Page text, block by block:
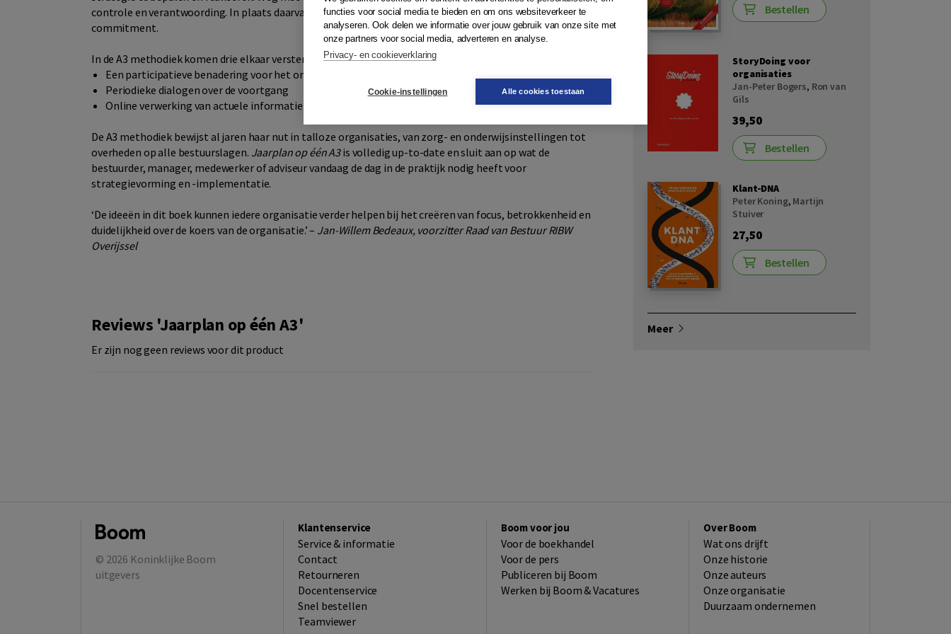
controle en verantwoording. In plaats daarvan gaat de aandacht uit naar inspiratie, verbinding en
commitment.
In de A3 methodiek komen drie elkaar versterkende werkwijzen samen:
Een participatieve benadering voor het ontwikkelen van plannen
Periodieke dialogen over de voortgang
Online verwerking van actuele informatie over de voortgang
De A3 methodiek bewijst al jaren haar nut in talloze organisaties, van zorg- en onderwijsinstellingen tot
overheden op alle bestuurslagen. Jaarplan op één A3is volledig up-to-date en sluit aan op wat de
bestuurder, manager, medewerker of adviseur vandaag de dag in de praktijk nodig heeft voor
strategievorming en -implementatie.
‘De ideeën in dit boek kunnen iedere organisatie verder helpen bij het creëren van focus, betrokkenheid en
duidelijkheid over de koers van de organisatie.’ – Jan-Willem Bedeaux, voorzitter Raad van Bestuur RIBW
Overijssel
Reviews 'Jaarplan op één A3'
Er zijn nog geen reviews voor dit product
Bestellen
StoryDoing voor
organisaties
Jan-Peter Bogers, Ron van
Gils
39,50
Bestellen
Klant-DNA
Peter Koning, Martijn
Stuiver
27,50
Bestellen
Meer
© 2026 Koninklijke Boom
uitgevers
Klantenservice
Service & informatie
Contact
Retourneren
Docentenservice
Snel bestellen
Teamviewer
Boom voor jou
Voor de boekhandel
Voor de pers
Publiceren bij Boom
Werken bij Boom & Vacatures
Over Boom
Wat ons drijft
Onze historie
Onze auteurs
Onze organisatie
Duurzaam ondernemen
functies voor social media te bieden en om ons websiteverkeer te
analyseren. Ook delen we informatie over jouw gebruik van onze site met
onze partners voor social media, adverteren en analyse.
Privacy- en cookieverklaring
Cookie-instellingen Alle cookies toestaan